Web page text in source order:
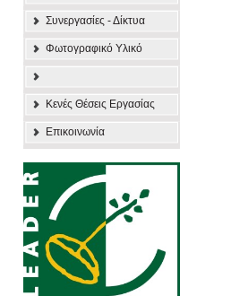
Συνεργασίες - Δίκτυα
Φωτογραφικό Υλικό
Κενές Θέσεις Εργασίας
Επικοινωνία